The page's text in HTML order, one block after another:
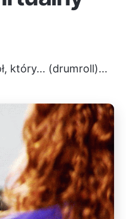
który... (drumroll)...